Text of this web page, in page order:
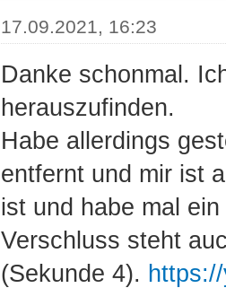
17.09.2021, 16:23
Danke schonmal.
herauszufinden.
Habe allerdings
entfernt und mir ist
ist und habe mal
Verschluss steht
(Sekunde 4).